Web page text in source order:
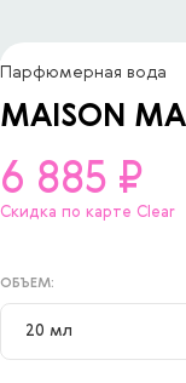
Парфюмерная вода
MAISON
ОБЪЕМ:
20 мл
6 885 ₽
Скидка по карте Clear